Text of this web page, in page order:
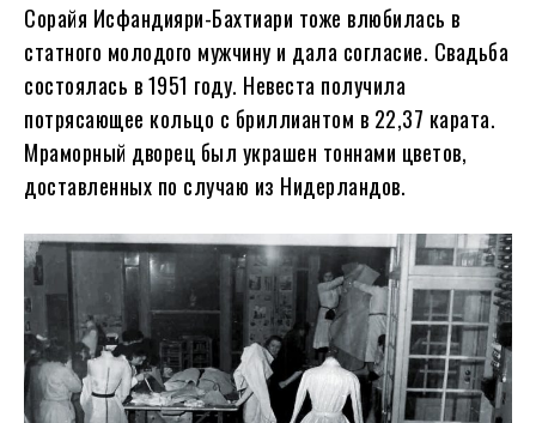
Сорайя Исфандияри-Бахтиари тоже влюбилась в
статного молодого мужчину и дала согласие. Свадьба
состоялась в 1951 году. Невеста получила
потрясающее кольцо с бриллиантом в 22,37 карата.
Мраморный дворец был украшен тоннами цветов,
доставленных по случаю из Нидерландов.